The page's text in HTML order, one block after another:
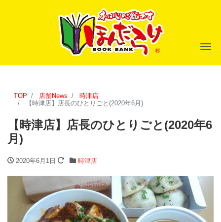
ナ
TOP 店舗News
時津店
【時津店】店長のひとりごと(2020年6月)
【時津店】店長のひとりごと(2020年6
月)
2020年6月1日 時津店